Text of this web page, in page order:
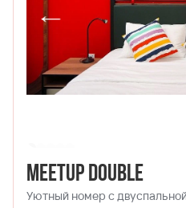
MeetUp Double
Уютный номер с